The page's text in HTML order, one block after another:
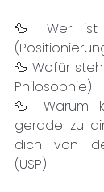
🦆 Wer ist
🦆 Wofür
Philosophie)
🦆 Warum
gerade zu
dich von
(USP)